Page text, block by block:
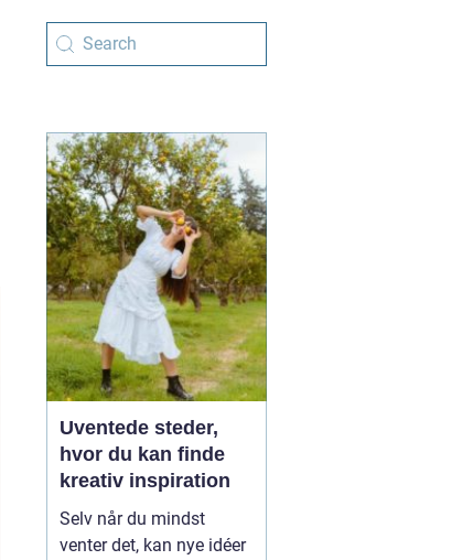
Uventede steder,
hvor du kan finde
kreativ inspiration
Selv når du mindst
venter det, kan nye idéer